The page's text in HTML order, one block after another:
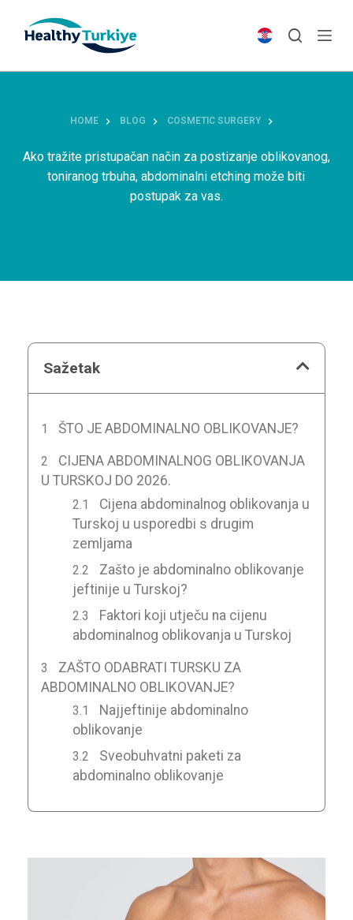
p
HOME BLOG COSMETIC SURGERY
Ako tražite pristupačan način za postizanje oblikovanog,
toniranog trbuha, abdominalni etching može biti
postupak za vas.
Sažetak
ŠTO JE ABDOMINALNO OBLIKOVANJE?
CIJENA ABDOMINALNOG OBLIKOVANJA
U TURSKOJ DO 2026.
Cijena abdominalnog oblikovanja u
Turskoj u usporedbi s drugim
zemljama
Zašto je abdominalno oblikovanje
jeftinije u Turskoj?
Faktori koji utječu na cijenu
abdominalnog oblikovanja u Turskoj
ZAŠTO ODABRATI TURSKU ZA
ABDOMINALNO OBLIKOVANJE?
Najjeftinije abdominalno
oblikovanje
Sveobuhvatni paketi za
abdominalno oblikovanje